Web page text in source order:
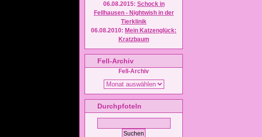
06.08.2015: Schock in
Fellhausen - Nightwish in der
Tierklinik
06.08.2010: Mein Katzenglück:
Kratzbaum
Fell-Archiv
Fell-Archiv
Durchpfoteln